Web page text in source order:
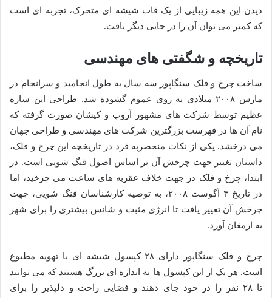
دیدن این همه زیبایی از یک قاب شیشه ای متحرک، تجربه ای است
که کمتر می توان آن را در جایی دیگر یافت.
تاریخچه و شگفتی های مهندسی
ساخت چرخ و فلک سنگاپور سه سال به طول انجامید و سرانجام در
مارس ۲۰۰۸ میلادی به روی عموم گشوده شد. طراحی این سازه
عظیم توسط شرکت های مشهور آروپ و کیشان صورت گرفته که
نام آن ها در فهرست بزرگترین شرکت های مهندسی و طراحی جهان
می درخشد. یکی از نکات منحصربه فرد در تاریخچه این چرخ و فلک،
داستان تغییر جهت چرخش آن بر اساس اصول فنگ شویی است. در
ابتدا، چرخ و فلک در جهت خلاف عقربه های ساعت می چرخید، اما
در تاریخ ۴ آگوست ۲۰۰۸، به توصیه کارشناسان فنگ شویی، جهت
چرخش آن تغییر یافت تا انرژی مثبت و شانس بیشتری را برای شهر
به ارمغان آورد.
چرخ و فلک سنگاپور دارای ۲۸ کپسول شیشه ای با تهویه مطبوع
است. هر یک از این کپسول ها به اندازه ای بزرگ هستند که می توانند
تا ۲۸ نفر را در خود جای دهند و فضایی راحت و دلپذیر را برای